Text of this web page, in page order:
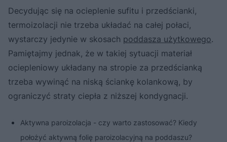
Decydując się na ocieplenie sufitu i przedścianki,
termoizolacji nie trzeba układać na całej połaci,
wystarczy jedynie w skosach poddasza użytkowego.
Pamiętajmy jednak, że w takiej sytuacji materiał
ociepleniowy układany na stropie za przedścianką
trzeba wywinąć na niską ściankę kolankową, by
ograniczyć straty ciepła z niższej kondygnacji.
Aktywna paroizolacja - czy warto zastosować? Kiedy
położyć aktywną folię paroizolacyjną na poddaszu?